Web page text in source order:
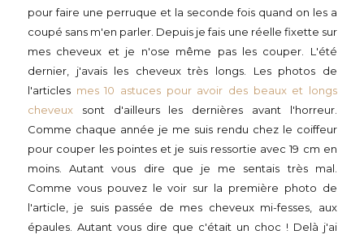
pour faire une perruque et la seconde fois quand on les a
coupé sans m'en parler. Depuis je fais une réelle fixette sur
mes cheveux et je n'ose même pas les couper. L'été
dernier, j'avais les cheveux très longs. Les photos de
l'articles mes 10 astuces pour avoir des beaux et longs
cheveux sont d'ailleurs les dernières avant l'horreur.
Comme chaque année je me suis rendu chez le coiffeur
pour couper les pointes et je suis ressortie avec 19 cm en
moins. Autant vous dire que je me sentais très mal.
Comme vous pouvez le voir sur la première photo de
l'article, je suis passée de mes cheveux mi-fesses, aux
épaules. Autant vous dire que c'était un choc ! Delà j'ai